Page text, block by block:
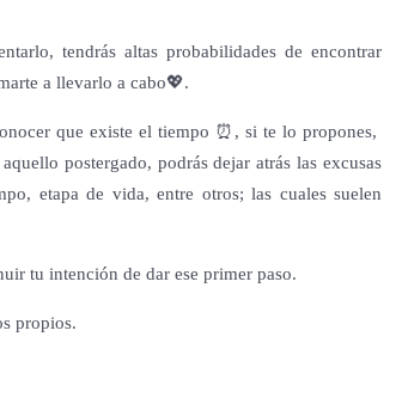
tendrás altas probabilidades de encontrar
a llevarlo a cabo💖.
que existe el tiempo ⏰, si te lo propones,
postergado, podrás dejar atrás las excusas
etapa de vida, entre otros; las cuales suelen
tu intención de dar ese primer paso.
propios.